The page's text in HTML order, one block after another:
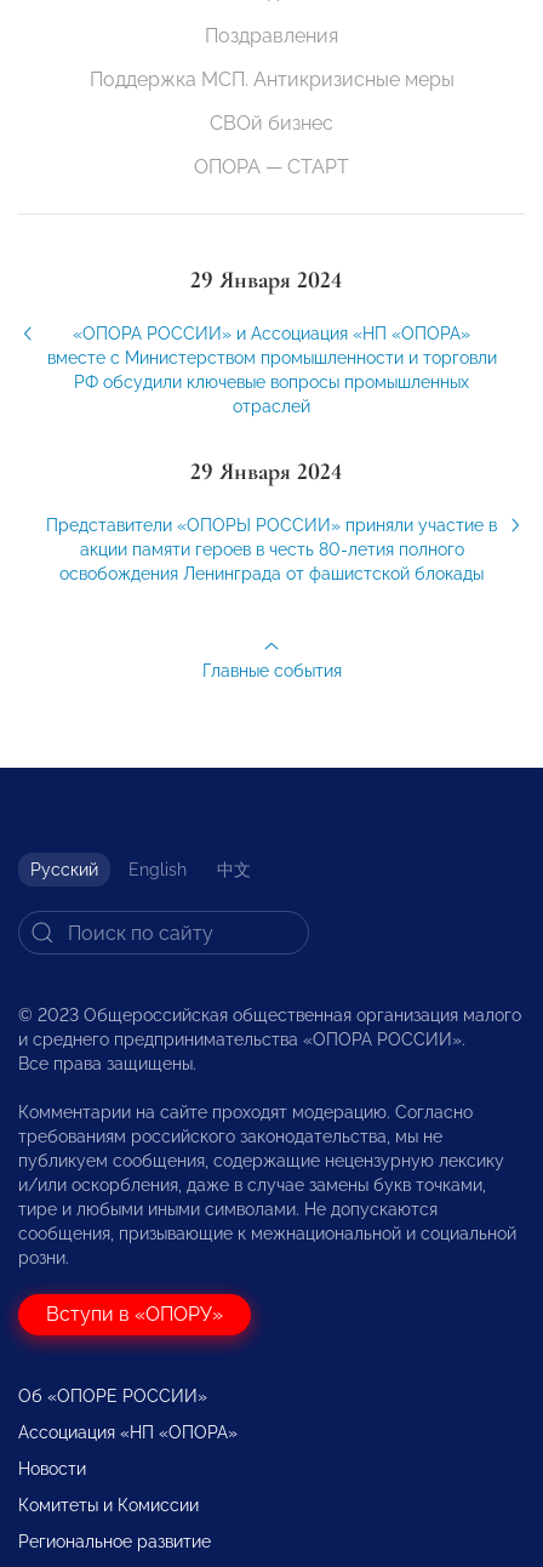
Поздравления
Поддержка МСП. Антикризисные меры
СВОй бизнес
ОПОРА — СТАРТ
29 Января 2024
«ОПОРА РОССИИ» и Ассоциация «НП «ОПОРА»
вместе с Министерством промышленности и торговли
РФ обсудили ключевые вопросы промышленных
отраслей
29 Января 2024
Представители «ОПОРЫ РОССИИ» приняли участие в
акции памяти героев в честь 80-летия полного
освобождения Ленинграда от фашистской блокады
Главные события
Русский English 中文
© 2023 Общероссийская общественная организация малого
и среднего предпринимательства «ОПОРА РОССИИ».
Все права защищены.
Комментарии на сайте проходят модерацию. Согласно
требованиям российского законодательства, мы не
публикуем сообщения, содержащие нецензурную лексику
и/или оскорбления, даже в случае замены букв точками,
тире и любыми иными символами. Не допускаются
сообщения, призывающие к межнациональной и социальной
розни.
Вступи в «ОПОРУ»
Об «ОПОРЕ РОССИИ»
Ассоциация «НП «ОПОРА»
Новости
Комитеты и Комиссии
Региональное развитие